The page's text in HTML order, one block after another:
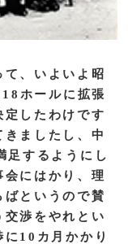
、いよいよ昭
ホールに拡張
したわけです
ましたし、中
足するようにし
にはかり、理
というので賛
渉をやれとい
10カ月かかり